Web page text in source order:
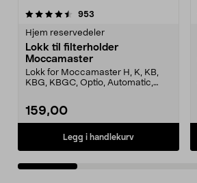
953
Hjem reservedeler
Lokk til filterholder
Moccamaster
Lokk for Moccamaster H, K, KB,
KBG, KBGC, Optio, Automatic,
159,00
Legg i handlekurv
4.5 av 5 stjerner